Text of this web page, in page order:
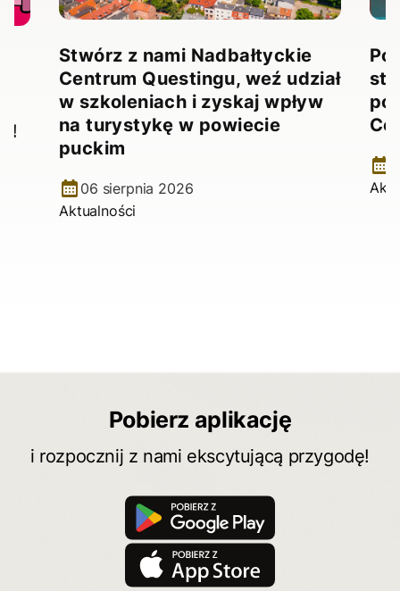
Stwórz z nami Nadbałtyckie
Centrum Questingu, weź udział
w szkoleniach i zyskaj wpływ
na turystykę w powiecie
puckim
06 sierpnia 2026
Aktualności
Pobierz aplikację
i rozpocznij z nami ekscytującą przygodę!